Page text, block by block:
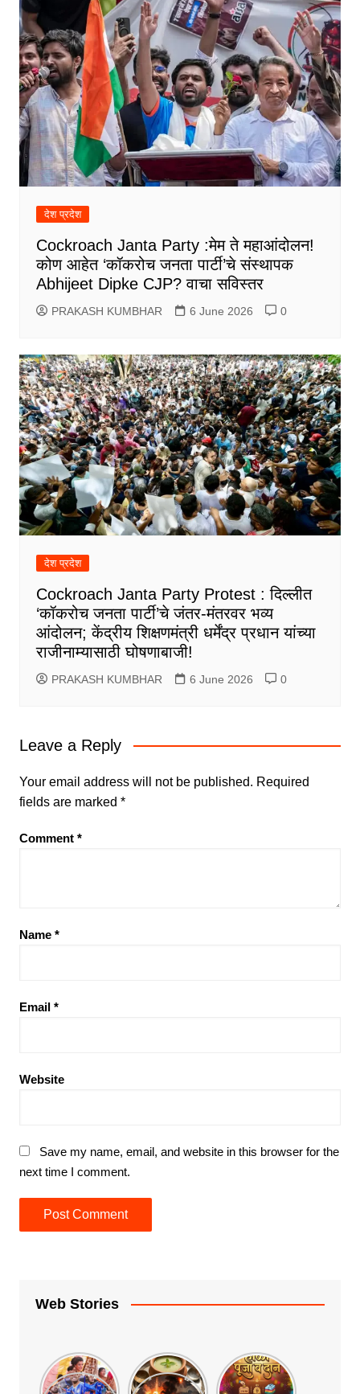
देश प्रदेश
Cockroach Janta Party :मेम ते महाआंदोलन!
कोण आहेत ‘कॉकरोच जनता पार्टी’चे संस्थापक
Abhijeet Dipke CJP? वाचा सविस्तर
PRAKASH KUMBHAR 6 June 2026 0
देश प्रदेश
Cockroach Janta Party Protest : दिल्लीत
‘कॉकरोच जनता पार्टी’चे जंतर-मंतरवर भव्य
आंदोलन; केंद्रीय शिक्षणमंत्री धर्मेंद्र प्रधान यांच्या
राजीनाम्यासाठी घोषणाबाजी!
PRAKASH KUMBHAR 6 June 2026 0
Leave a Reply
Your email address will not be published. Required
fields are marked *
Comment *
Name *
Email *
Website
Save my name, email, and website in this browser for the
next time I comment.
Web Stories